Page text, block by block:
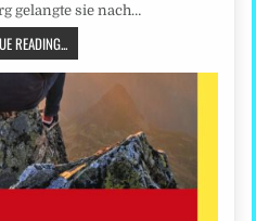
gelangte sie nach…
READING...